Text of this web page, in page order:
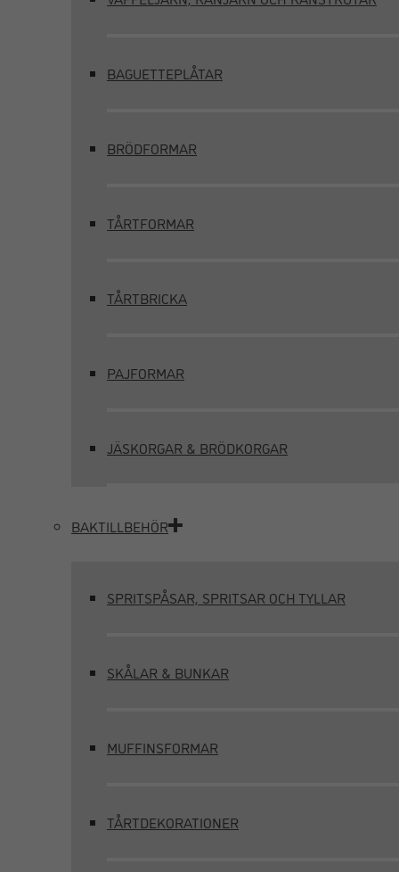
BAGUETTEPLÅTAR
BRÖDFORMAR
TÅRTFORMAR
TÅRTBRICKA
PAJFORMAR
JÄSKORGAR & BRÖDKORGAR
BAKTILLBEHÖR
SPRITSPÅSAR, SPRITSAR OCH TYLLAR
SKÅLAR & BUNKAR
MUFFINSFORMAR
TÅRTDEKORATIONER